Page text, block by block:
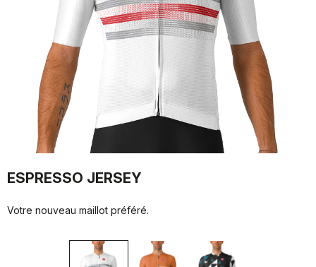
ESPRESSO JERSEY
Votre nouveau maillot préféré.